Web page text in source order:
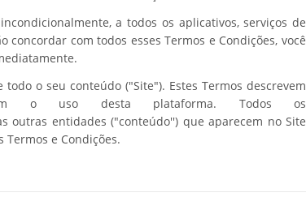
a todos os aplicativos, serviços de
com todos esses Termos e Condições, você
o seu conteúdo ("Site"). Estes Termos descrevem
o uso desta plataforma. Todos os
outras entidades ("conteúdo'') que aparecem no Site
Termos e Condições.